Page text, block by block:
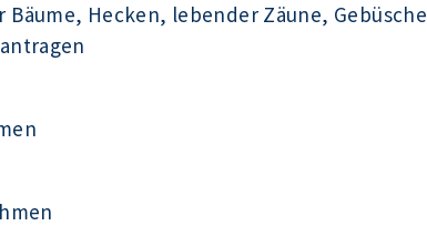
Hecken, lebender Zäune, Gebüsche